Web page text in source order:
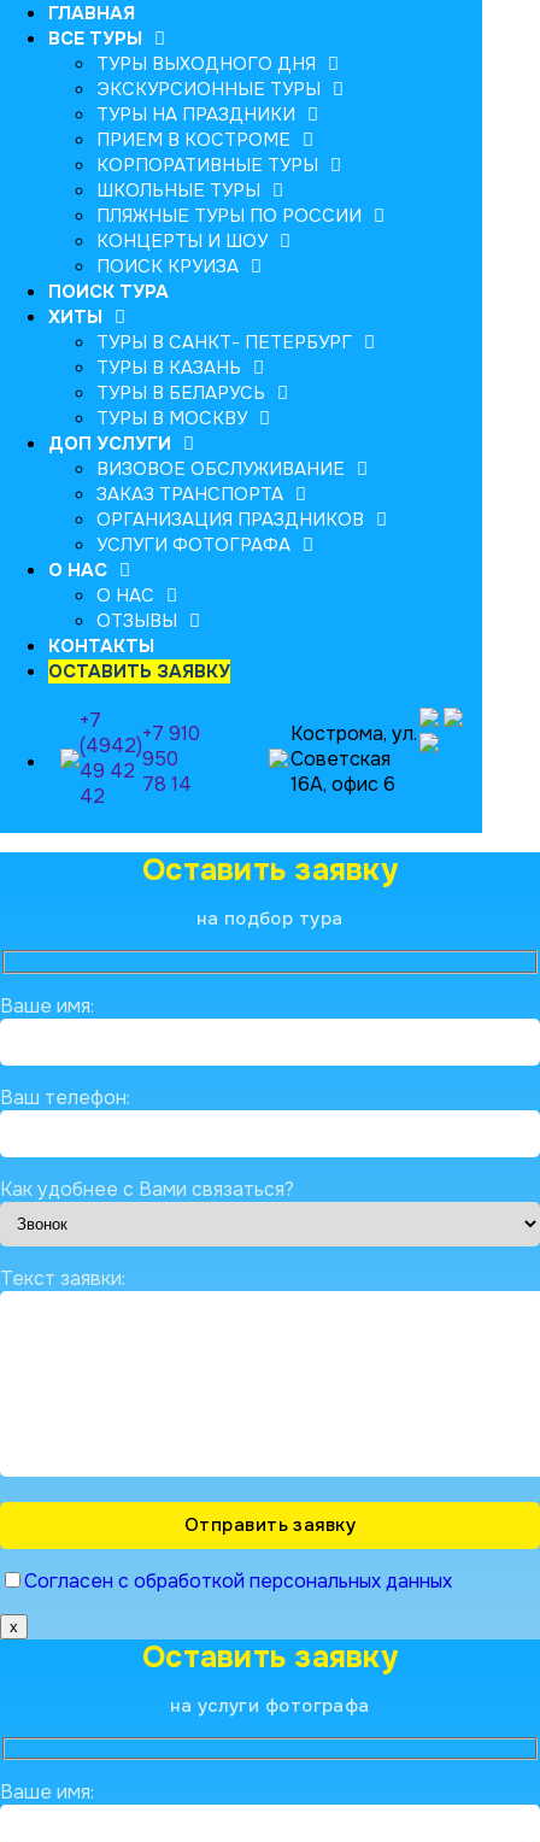
ГЛАВНАЯ
ВСЕ ТУРЫ
ТУРЫ ВЫХОДНОГО ДНЯ
ЭКСКУРСИОННЫЕ ТУРЫ
ТУРЫ НА ПРАЗДНИКИ
ПРИЕМ В КОСТРОМЕ
КОРПОРАТИВНЫЕ ТУРЫ
ШКОЛЬНЫЕ ТУРЫ
ПЛЯЖНЫЕ ТУРЫ ПО РОССИИ
КОНЦЕРТЫ И ШОУ
ПОИСК КРУИЗА
ПОИСК ТУРА
ХИТЫ
ТУРЫ В САНКТ- ПЕТЕРБУРГ
ТУРЫ В КАЗАНЬ
ТУРЫ В БЕЛАРУСЬ
ТУРЫ В МОСКВУ
ДОП УСЛУГИ
ВИЗОВОЕ ОБСЛУЖИВАНИЕ
ЗАКАЗ ТРАНСПОРТА
ОРГАНИЗАЦИЯ ПРАЗДНИКОВ
УСЛУГИ ФОТОГРАФА
О НАС
О НАС
ОТЗЫВЫ
КОНТАКТЫ
ОСТАВИТЬ ЗАЯВКУ
+7
(4942)
49 42
42
+7 910
950
78 14
Кострома, ул.
Советская
16А, офис 6
Оставить заявку
на подбор тура
Ваше имя:
Ваш телефон:
Как удобнее с Вами связаться?
Текст заявки:
Согласен с обработкой персональных данных
x
Оставить заявку
на услуги фотографа
Ваше имя: